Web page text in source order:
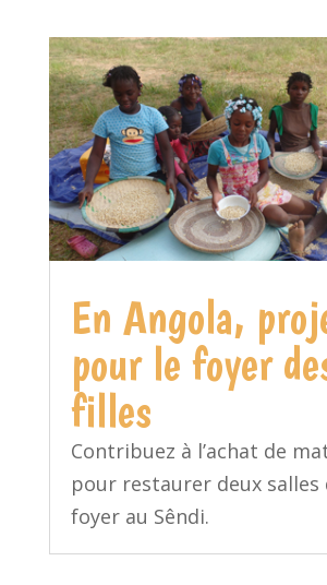
En Angola,
pour le foyer
filles
Contribuez à l’achat de
pour restaurer deux salles
foyer au Sêndi.